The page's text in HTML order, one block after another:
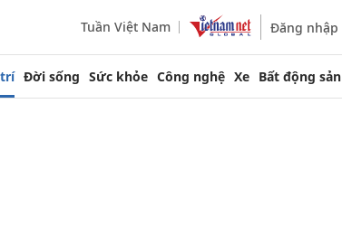
Tuần Việt Nam Đăng nhập
trí Đời sống Sức khỏe Công nghệ Xe Bất động sản